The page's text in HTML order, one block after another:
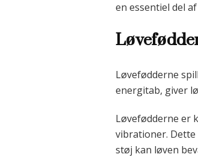
en essentiel del
Løvefødderne
energitab, giver
Løvefødderne er
vibrationer.
støj kan løven